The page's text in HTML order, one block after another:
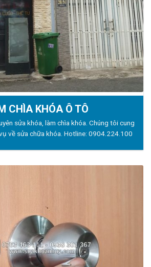
CHÌA KHÓA Ô TÔ
sửa khóa, làm chìa khóa. Chúng tôi cung
về sửa chữa khóa. Hotline: 0904.224.100